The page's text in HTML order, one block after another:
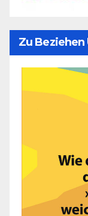
Zu Beziehen